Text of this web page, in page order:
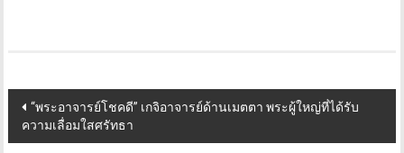
Post
navigation
“พระอาจารย์โชคดี” เกจิอาจารย์ด้านเมตตา พระผู้ใหญ่ที่ได้รับ
ความเลื่อมใสศรัทธา